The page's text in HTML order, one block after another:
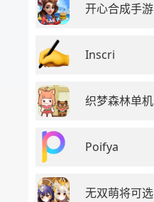
开心合成手游
Inscri
织梦森林单机
Poifya
无双萌将可选